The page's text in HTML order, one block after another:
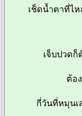
เช็ดน้ำตาที่ไ
เจ็บปวดก็
ต้อ
กี่วันที่หมุนเ